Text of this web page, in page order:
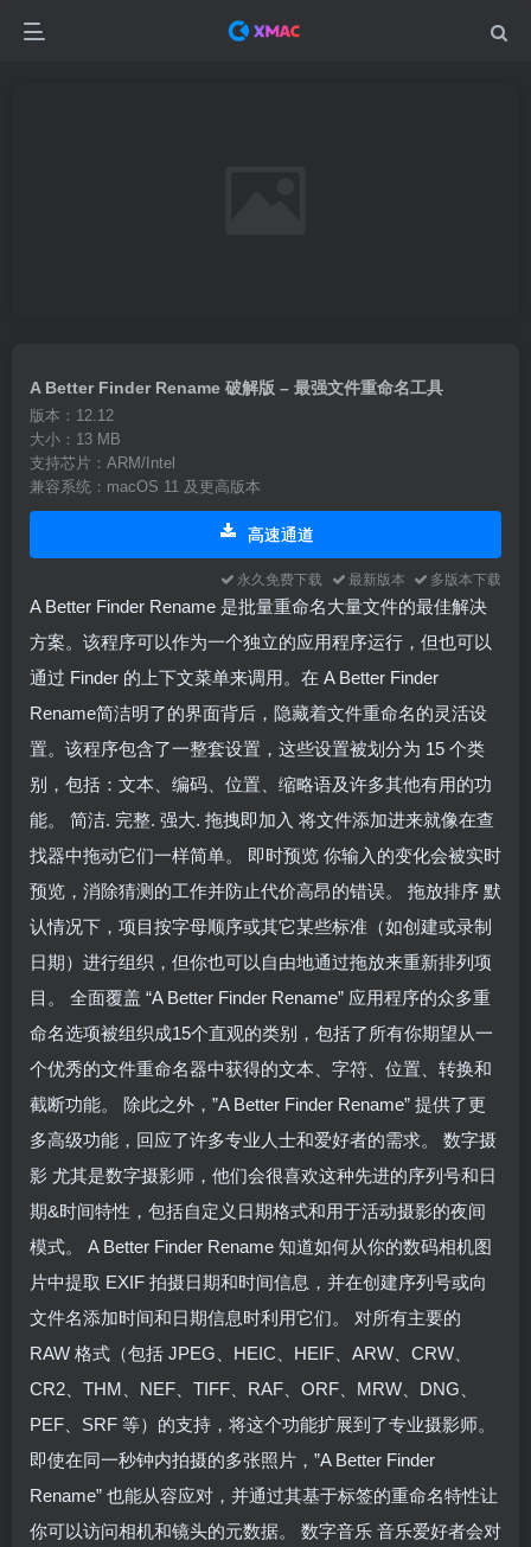
A Better Finder Rename 破解版 – 最强文件重命名工具
版本：12.12
大小：13 MB
支持芯片：ARM/Intel
兼容系统：macOS 11 及更高版本
高速通道
永久免费下载 最新版本 多版本下载
A Better Finder Rename 是批量重命名大量文件的最佳解决
方案。该程序可以作为一个独立的应用程序运行，但也可以
通过 Finder 的上下文菜单来调用。在 A Better Finder
Rename简洁明了的界面背后，隐藏着文件重命名的灵活设
置。该程序包含了一整套设置，这些设置被划分为 15 个类
别，包括：文本、编码、位置、缩略语及许多其他有用的功
能。 简洁. 完整. 强大. 拖拽即加入 将文件添加进来就像在查
找器中拖动它们一样简单。 即时预览 你输入的变化会被实时
预览，消除猜测的工作并防止代价高昂的错误。 拖放排序 默
认情况下，项目按字母顺序或其它某些标准（如创建或录制
日期）进行组织，但你也可以自由地通过拖放来重新排列项
目。 全面覆盖 “A Better Finder Rename” 应用程序的众多重
命名选项被组织成15个直观的类别，包括了所有你期望从一
个优秀的文件重命名器中获得的文本、字符、位置、转换和
截断功能。 除此之外，”A Better Finder Rename” 提供了更
多高级功能，回应了许多专业人士和爱好者的需求。 数字摄
影 尤其是数字摄影师，他们会很喜欢这种先进的序列号和日
期&时间特性，包括自定义日期格式和用于活动摄影的夜间
模式。 A Better Finder Rename 知道如何从你的数码相机图
片中提取 EXIF 拍摄日期和时间信息，并在创建序列号或向
文件名添加时间和日期信息时利用它们。 对所有主要的
RAW 格式（包括 JPEG、HEIC、HEIF、ARW、CRW、
CR2、THM、NEF、TIFF、RAF、ORF、MRW、DNG、
PEF、SRF 等）的支持，将这个功能扩展到了专业摄影师。
即使在同一秒钟内拍摄的多张照片，”A Better Finder
Rename” 也能从容应对，并通过其基于标签的重命名特性让
你可以访问相机和镜头的元数据。 数字音乐 音乐爱好者会对